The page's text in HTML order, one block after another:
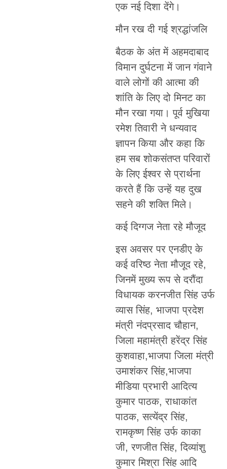
एक नई दिशा देंगे।
मौन रख दी गई श्रद्धांजलि
बैठक के अंत में अहमदाबाद
विमान दुर्घटना में जान गंवाने
वाले लोगों की आत्मा की
शांति के लिए दो मिनट का
मौन रखा गया। पूर्व मुखिया
रमेश तिवारी ने धन्यवाद
ज्ञापन किया और कहा कि
हम सब शोकसंतप्त परिवारों
के लिए ईश्वर से प्रार्थना
करते हैं कि उन्हें यह दुख
सहने की शक्ति मिले।
कई दिग्गज नेता रहे मौजूद
इस अवसर पर एनडीए के
कई वरिष्ठ नेता मौजूद रहे,
जिनमें मुख्य रूप से दरौंदा
विधायक करनजीत सिंह उर्फ
व्यास सिंह, भाजपा प्रदेश
मंत्री नंदप्रसाद चौहान,
जिला महामंत्री हरेंद्र सिंह
कुशवाहा,भाजपा जिला मंत्री
उमाशंकर सिंह,भाजपा
मीडिया प्रभारी आदित्य
कुमार पाठक, राधाकांत
पाठक, सत्येंद्र सिंह,
रामकृष्ण सिंह उर्फ काका
जी, रणजीत सिंह, दिव्यांशु
कुमार मिश्रा सिंह आदि